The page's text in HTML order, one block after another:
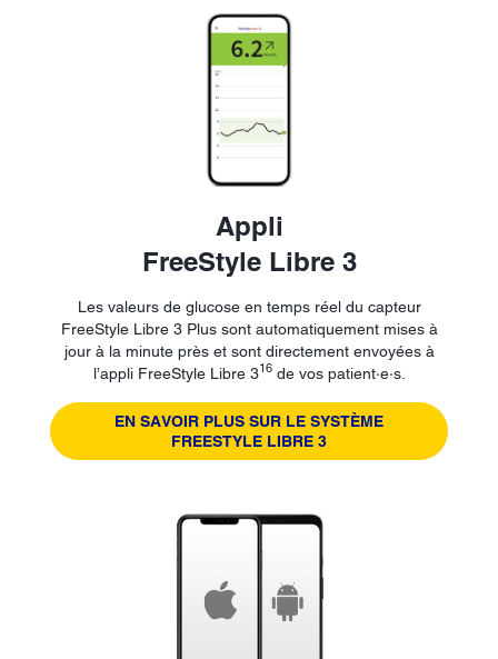
Appli
FreeStyle Libre 3
Les valeurs de glucose en temps réel du capteur
FreeStyle Libre 3 Plus sont automatiquement mises à
jour à la minute près et sont directement envoyées à
l’appli FreeStyle Libre 316de vos patient·e·s.
EN SAVOIR PLUS SUR LE SYSTÈME
FREESTYLE LIBRE 3